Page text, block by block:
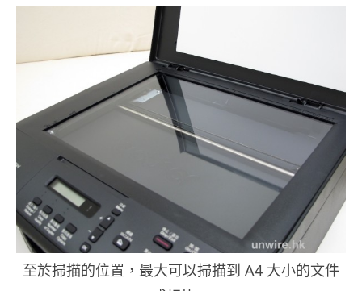
至於掃描的位置，最大可以掃描到 A4 大小的文件